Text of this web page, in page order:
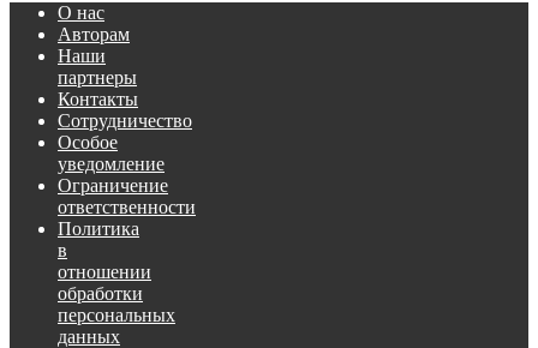
О нас
Авторам
Наши
партнеры
Контакты
Сотрудничество
Особое
уведомление
Ограничение
ответственности
Политика
в
отношении
обработки
персональных
данных